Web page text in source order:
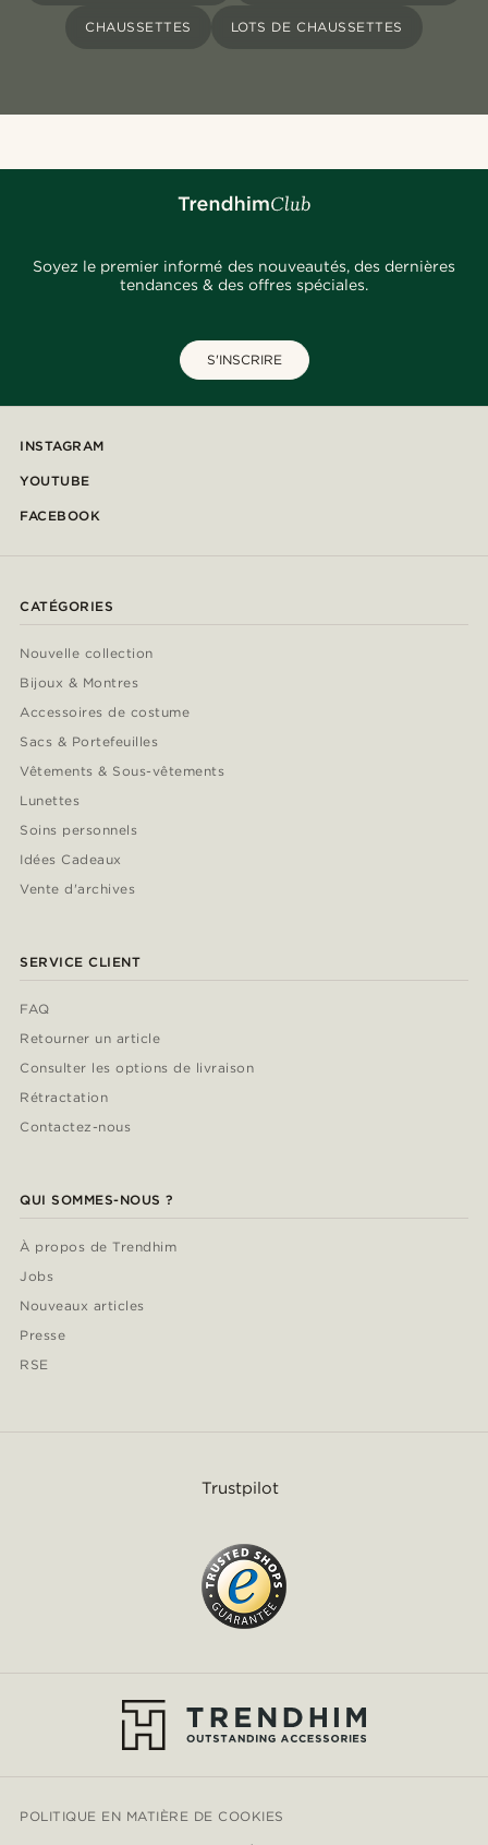
CHAUSSETTES LOTS DE CHAUSSETTES
Soyez le premier informé des nouveautés, des dernières
tendances & des offres spéciales.
S'INSCRIRE
INSTAGRAM
YOUTUBE
FACEBOOK
CATÉGORIES
Nouvelle collection
Bijoux & Montres
Accessoires de costume
Sacs & Portefeuilles
Vêtements & Sous-vêtements
Lunettes
Soins personnels
Idées Cadeaux
Vente d'archives
SERVICE CLIENT
FAQ
Retourner un article
Consulter les options de livraison
Rétractation
Contactez-nous
QUI SOMMES-NOUS ?
À propos de Trendhim
Jobs
Nouveaux articles
Presse
RSE
Trustpilot
POLITIQUE EN MATIÈRE DE COOKIES